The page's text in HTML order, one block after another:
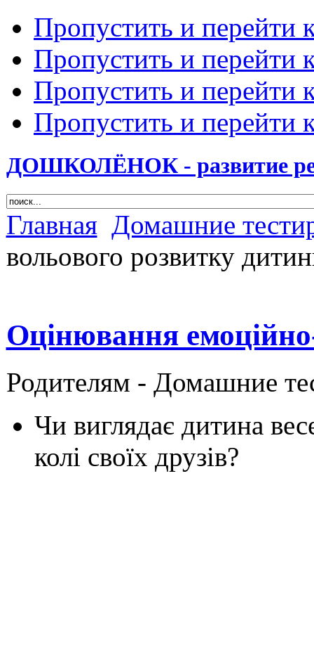
Пропустить и перейти
Пропустить и перейти
Пропустить и перейти
Пропустить и перейти
ДОШКОЛЁНОК - развитие
Главная Домашние
вольового розвитку
Оцінювання
Родителям - Домашние
Чи виглядає дитина
колі своїх друзів?